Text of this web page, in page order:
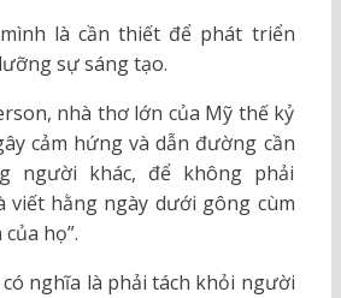
là cần thiết để phát triển
sự sáng tạo.
nhà thơ lớn của Mỹ thế kỷ
cảm hứng và dẫn đường cần
người khác, để không phải
viết hằng ngày dưới gông cùm
họ”.
nghĩa là phải tách khỏi người